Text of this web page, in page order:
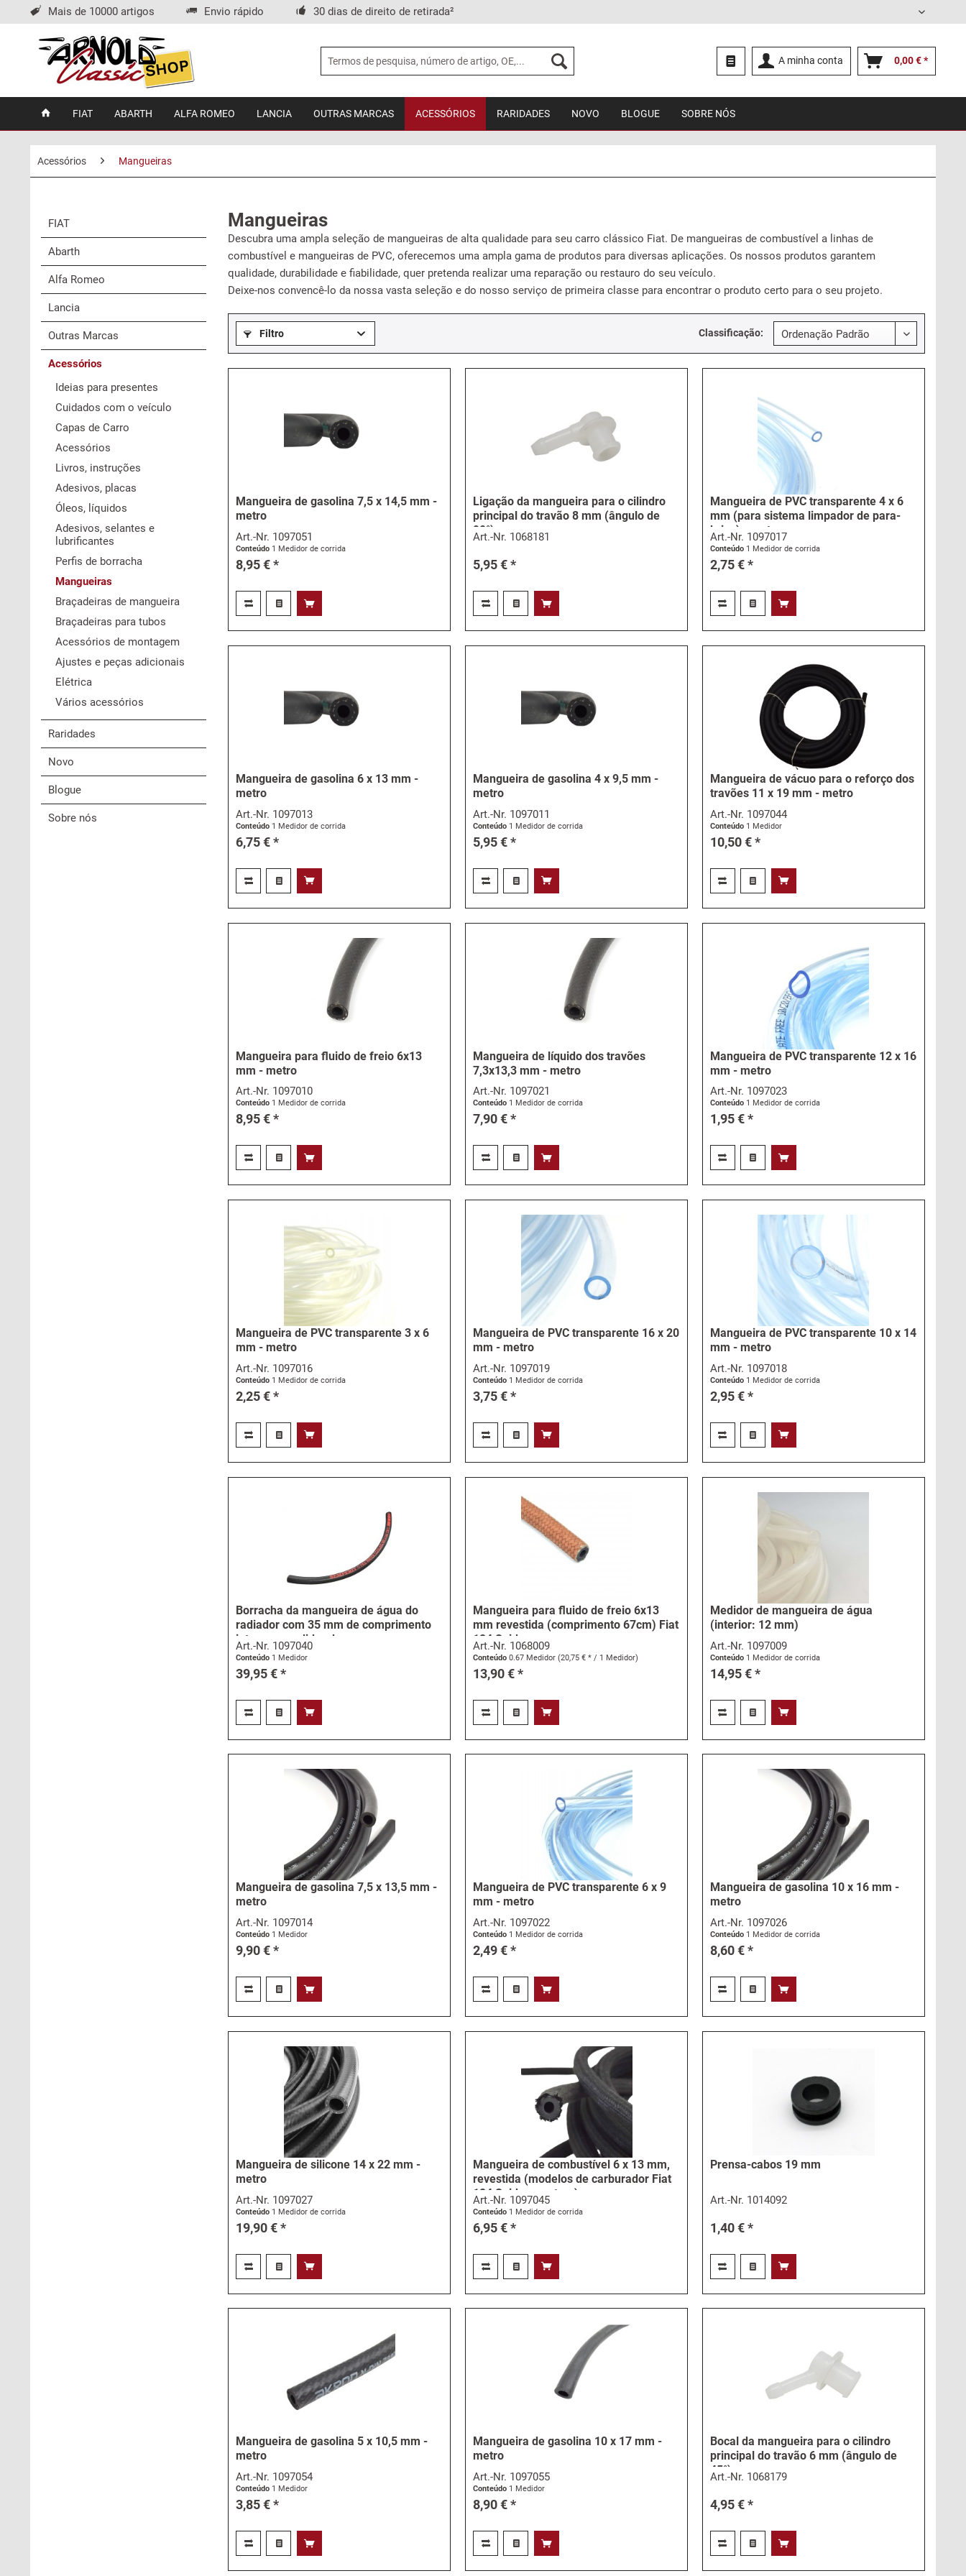
Mais de 10000 artigos Envio rápido 30 dias de direito de retirada² Português
A minha conta 0,00 € *
FIAT ABARTH ALFA ROMEO LANCIA OUTRAS MARCAS ACESSÓRIOS RARIDADES NOVO BLOGUE SOBRE NÓS
Acessórios Mangueiras
FIAT
Abarth
Alfa Romeo
Lancia
Outras Marcas
Acessórios
Ideias para presentes
Cuidados com o veículo
Capas de Carro
Acessórios
Livros, instruções
Adesivos, placas
Óleos, líquidos
Adesivos, selantes e
lubrificantes
Perfis de borracha
Mangueiras
Braçadeiras de mangueira
Braçadeiras para tubos
Acessórios de montagem
Ajustes e peças adicionais
Elétrica
Vários acessórios
Raridades
Novo
Blogue
Sobre nós
Mangueiras
Descubra uma ampla seleção de mangueiras de alta qualidade para seu carro clássico Fiat. De mangueiras de combustível a linhas de
combustível e mangueiras de PVC, oferecemos uma ampla gama de produtos para diversas aplicações. Os nossos produtos garantem
qualidade, durabilidade e fiabilidade, quer pretenda realizar uma reparação ou restauro do seu veículo.
Deixe-nos convencê-lo da nossa vasta seleção e do nosso serviço de primeira classe para encontrar o produto certo para o seu projeto.
Filtro Classificação:
Mangueira de gasolina 7,5 x 14,5 mm -
metro
Art.-Nr. 1097051
Conteúdo 1 Medidor de corrida
8,95 € *
Ligação da mangueira para o cilindro
principal do travão 8 mm (ângulo de
90°)
Art.-Nr. 1068181
5,95 € *
Mangueira de PVC transparente 4 x 6
mm (para sistema limpador de para-
brisa) - metro
Art.-Nr. 1097017
Conteúdo 1 Medidor de corrida
2,75 € *
Mangueira de gasolina 6 x 13 mm -
metro
Art.-Nr. 1097013
Conteúdo 1 Medidor de corrida
6,75 € *
Mangueira de gasolina 4 x 9,5 mm -
metro
Art.-Nr. 1097011
Conteúdo 1 Medidor de corrida
5,95 € *
Mangueira de vácuo para o reforço dos
travões 11 x 19 mm - metro
Art.-Nr. 1097044
Conteúdo 1 Medidor
10,50 € *
Mangueira para fluido de freio 6x13
mm - metro
Art.-Nr. 1097010
Conteúdo 1 Medidor de corrida
8,95 € *
Mangueira de líquido dos travões
7,3x13,3 mm - metro
Art.-Nr. 1097021
Conteúdo 1 Medidor de corrida
7,90 € *
Mangueira de PVC transparente 12 x 16
mm - metro
Art.-Nr. 1097023
Conteúdo 1 Medidor de corrida
1,95 € *
Mangueira de PVC transparente 3 x 6
mm - metro
Art.-Nr. 1097016
Conteúdo 1 Medidor de corrida
2,25 € *
Mangueira de PVC transparente 16 x 20
mm - metro
Art.-Nr. 1097019
Conteúdo 1 Medidor de corrida
3,75 € *
Mangueira de PVC transparente 10 x 14
mm - metro
Art.-Nr. 1097018
Conteúdo 1 Medidor de corrida
2,95 € *
Borracha da mangueira de água do
radiador com 35 mm de comprimento
interno - medidor de...
Art.-Nr. 1097040
Conteúdo 1 Medidor
39,95 € *
Mangueira para fluido de freio 6x13
mm revestida (comprimento 67cm) Fiat
124 Spider
Art.-Nr. 1068009
Conteúdo0.67 Medidor(20,75 € * / 1 Medidor)
13,90 € *
Medidor de mangueira de água
(interior: 12 mm)
Art.-Nr. 1097009
Conteúdo 1 Medidor de corrida
14,95 € *
Mangueira de gasolina 7,5 x 13,5 mm -
metro
Art.-Nr. 1097014
Conteúdo 1 Medidor
9,90 € *
Mangueira de PVC transparente 6 x 9
mm - metro
Art.-Nr. 1097022
Conteúdo 1 Medidor de corrida
2,49 € *
Mangueira de gasolina 10 x 16 mm -
metro
Art.-Nr. 1097026
Conteúdo 1 Medidor de corrida
8,60 € *
Mangueira de silicone 14 x 22 mm -
metro
Art.-Nr. 1097027
Conteúdo 1 Medidor de corrida
19,90 € *
Mangueira de combustível 6 x 13 mm,
revestida (modelos de carburador Fiat
124 Spider e outros) -...
Art.-Nr. 1097045
Conteúdo 1 Medidor de corrida
6,95 € *
Prensa-cabos 19 mm
Art.-Nr. 1014092
1,40 € *
Mangueira de gasolina 5 x 10,5 mm -
metro
Art.-Nr. 1097054
Conteúdo 1 Medidor
3,85 € *
Mangueira de gasolina 10 x 17 mm -
metro
Art.-Nr. 1097055
Conteúdo 1 Medidor
8,90 € *
Bocal da mangueira para o cilindro
principal do travão 6 mm (ângulo de
45°)
Art.-Nr. 1068179
4,95 € *